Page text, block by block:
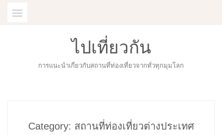
ไปเที่ยวกัน
การแนะนำเกี่ยวกับสถานที่ท่องเที่ยวจากทั่วทุกมุมโลก
Category: สถานที่ท่องเที่ยวต่างประเทศ